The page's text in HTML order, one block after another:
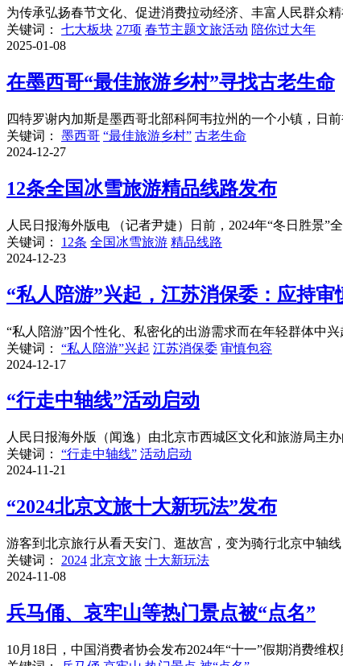
为传承弘扬春节文化、促进消费拉动经济、丰富人民群众
关键词： 七大板块 27项 春节主题文旅活动 陪你过大年
2025-01-08
在墨西哥“最佳旅游乡村”寻找古老生命
四特罗谢内加斯是墨西哥北部科阿韦拉州的一个小镇，日
关键词： 墨西哥 “最佳旅游乡村” 古老生命
2024-12-27
12条全国冰雪旅游精品线路发布
人民日报海外版电 （记者尹婕）日前，2024年“冬日胜景
关键词： 12条 全国冰雪旅游 精品线路
2024-12-23
“私人陪游”兴起，江苏消保委：应持
“私人陪游”因个性化、私密化的出游需求而在年轻群体中
关键词： “私人陪游”兴起 江苏消保委 审慎包容
2024-12-17
“行走中轴线”活动启动
人民日报海外版（闻逸）由北京市西城区文化和旅游局主
关键词： “行走中轴线” 活动启动
2024-11-21
“2024北京文旅十大新玩法”发布
游客到北京旅行从看天安门、逛故宫，变为骑行北京中轴
关键词： 2024 北京文旅 十大新玩法
2024-11-08
兵马俑、哀牢山等热门景点被“点名”
10月18日，中国消费者协会发布2024年“十一”假期消费维